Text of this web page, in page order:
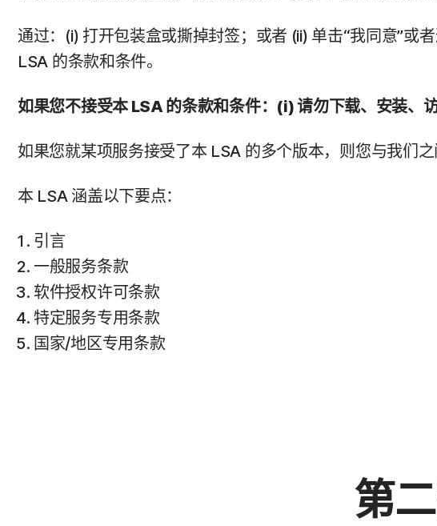
通过：(i) 打开包装盒或撕掉封签；或者 (ii) 单击“我同意”或
LSA 的条款和条件。
如果您不接受本 LSA 的条款和条件：(i) 请勿下载、安装、
如果您就某项服务接受了本 LSA 的多个版本，则您与我们
本 LSA 涵盖以下要点：
引言
一般服务条款
软件授权许可条款
特定服务专用条款
国家/地区专用条款
第